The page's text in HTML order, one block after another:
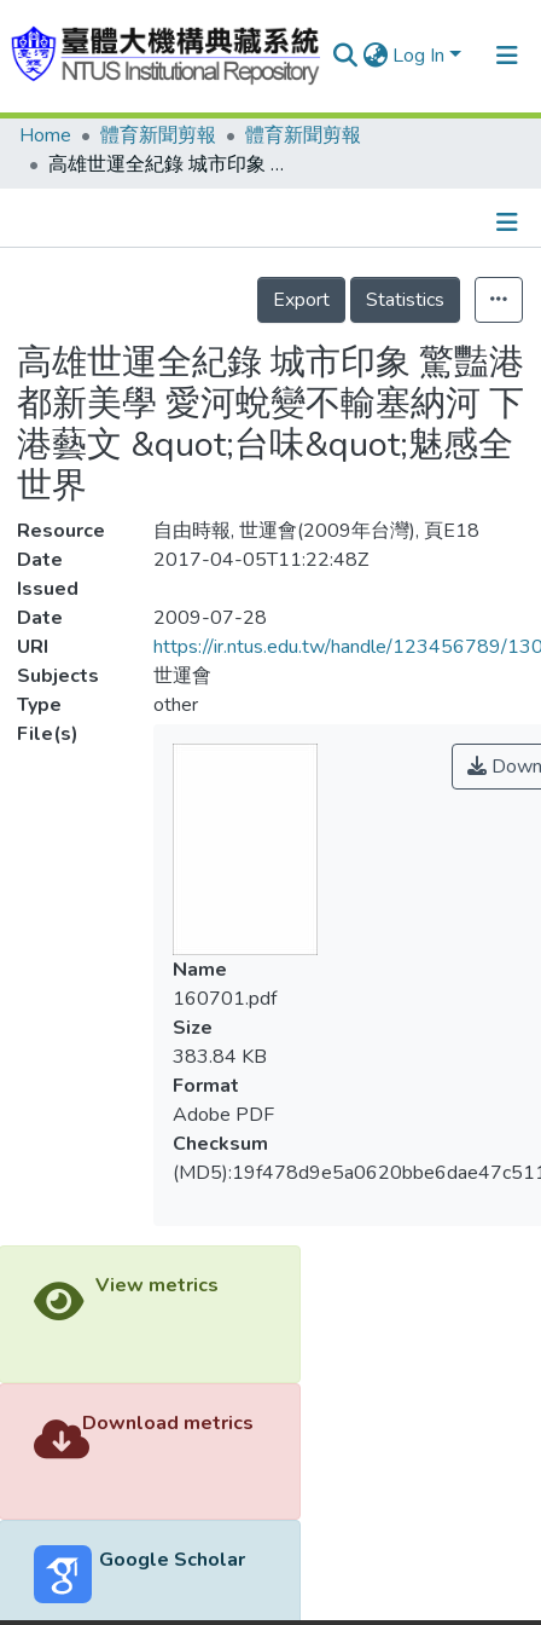
Log In
Communities & Collections
Statistics
Home 體育新聞剪報
體育新聞剪報
高雄世運全紀錄 城市印象 驚豔港都新美學 愛河蛻變不輸塞納河 下港藝文 &quot;台味&quot;魅感全世界
Details
Export
Statistics
高雄世運全紀錄 城市印象 驚豔港
都新美學 愛河蛻變不輸塞納河 下
港藝文 &quot;台味&quot;魅感全
世界
Resource
自由時報, 世運會(2009年台灣), 頁E18
Date
Issued
2017-04-05T11:22:48Z
Date
2009-07-28
URI
https://ir.ntus.edu.tw/handle/123456789/
Subjects
世運會
Type
other
File(s)
Name
160701.pdf
Size
383.84 KB
Format
Adobe PDF
Checksum
View metrics
Download metrics
Google Scholar